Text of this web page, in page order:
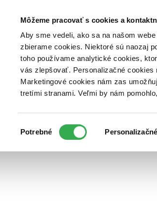
Môžeme pracovať s cookies a
Aby sme vedeli, ako sa na našom
zbierame cookies. Niektoré sú naozaj
toho používame analytické cookies,
vás zlepšovať. Personalizačné
Marketingové cookies nám zas
tretími stranami. Veľmi by nám
súhlasu
Potrebné Personalizačné
Poukážky Kontakt